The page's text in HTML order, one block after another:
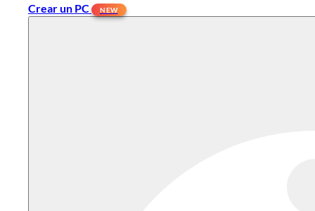
Crear un PC NEW